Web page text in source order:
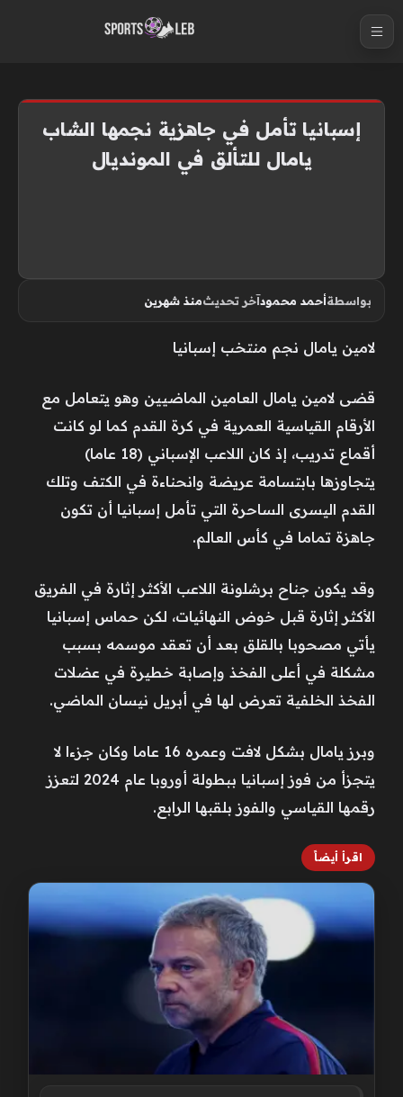
إسبانيا تأمل في جاهزية نجمها الشاب
يامال للتألق في المونديال
بواسطةأحمد محمودآخر تحديثمنذ شهرين
لامين يامال نجم منتخب إسبانيا
قضى ‌لامين يامال العامين الماضيين وهو يتعامل مع
الأرقام القياسية العمرية في كرة القدم كما لو كانت
أقماع تدريب، إذ كان اللاعب الإسباني (18 عاما)
يتجاوزها بابتسامة عريضة وانحناءة في ​الكتف وتلك
القدم اليسرى الساحرة التي تأمل إسبانيا أن تكون
جاهزة تماما في كأس العالم.
وقد يكون جناح برشلونة اللاعب الأكثر إثارة في الفريق
الأكثر إثارة قبل خوض النهائيات، لكن حماس إسبانيا
يأتي مصحوبا بالقلق بعد أن تعقد موسمه بسبب
مشكلة في أعلى الفخذ وإصابة خطيرة في عضلات
الفخذ الخلفية تعرض لها في أبريل نيسان الماضي.
وبرز يامال بشكل لافت وعمره 16 عاما وكان جزءا لا
يتجزأ من فوز إسبانيا ببطولة أوروبا عام 2024 ‌لتعزز
رقمها ‌القياسي والفوز بلقبها الرابع.
اقرأ أيضاً